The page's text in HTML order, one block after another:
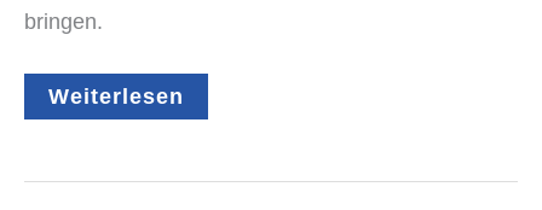
bringen.
Der
Weg
Patent
Weiterlesen